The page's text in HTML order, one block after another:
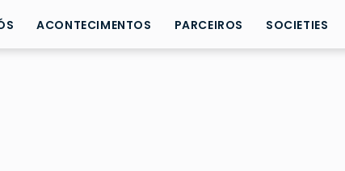
ACONTECIMENTOS PARCEIROS SOCIETIES